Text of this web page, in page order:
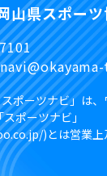
山県スポー
ポーツナビ」は
ポーツナビ」
)とは営業上